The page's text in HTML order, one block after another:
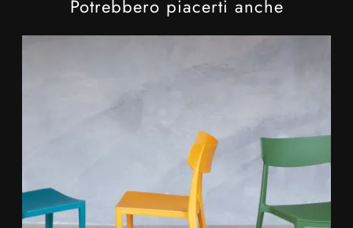
Potrebbero piacerti anche